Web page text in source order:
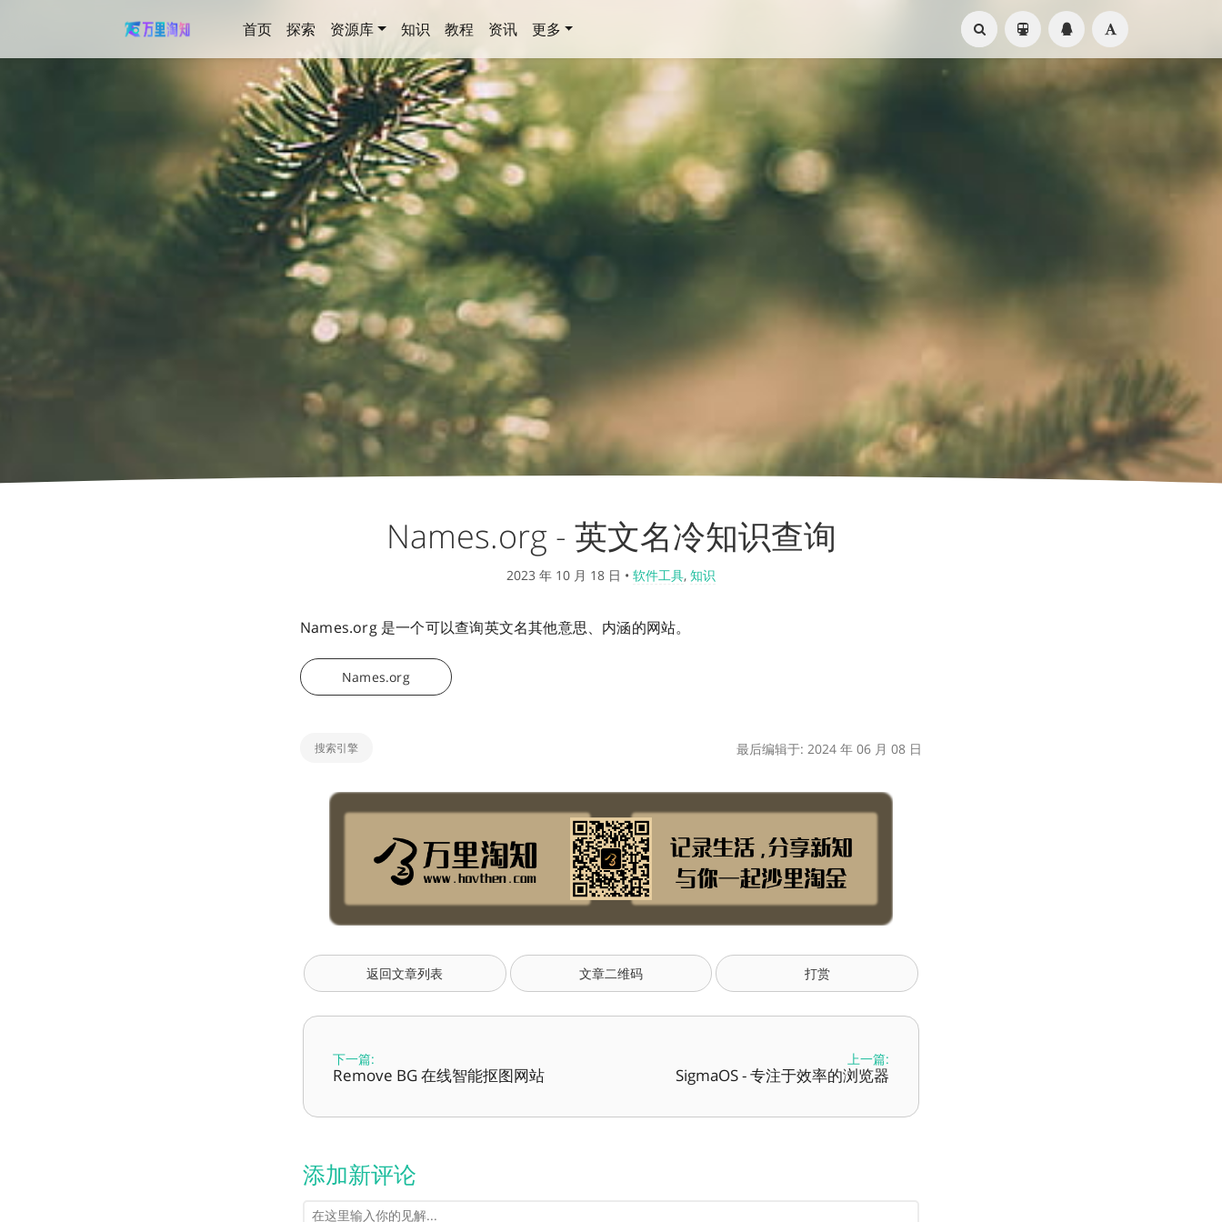
首页 探索 资源库 知识 教程 资讯 更多
Names.org - 英文名冷知识查询
2023 年 10 月 18 日 • 软件工具, 知识
Names.org 是一个可以查询英文名其他意思、内涵的网站。
Names.org
搜索引擎 最后编辑于: 2024 年 06 月 08 日
返回文章列表 文章二维码 打赏
下一篇:
Remove BG 在线智能抠图网站
上一篇:
SigmaOS - 专注于效率的浏览器
添加新评论